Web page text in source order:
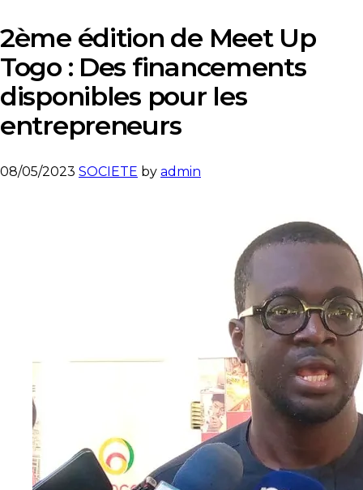
2ème édition de Meet Up
Togo : Des financements
disponibles pour les
entrepreneurs
08/05/2023 SOCIETE by admin